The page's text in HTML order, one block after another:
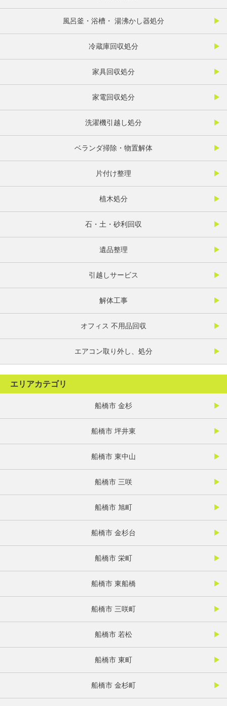
風呂釜・浴槽・ 湯沸かし器処分
冷蔵庫回収処分
家具回収処分
家電回収処分
洗濯機引越し処分
ベランダ掃除・物置解体
片付け整理
植木処分
石・土・砂利回収
遺品整理
引越しサービス
解体工事
オフィス 不用品回収
エアコン取り外し、処分
エリアカテゴリ
船橋市 金杉
船橋市 坪井東
船橋市 東中山
船橋市 三咲
船橋市 旭町
船橋市 金杉台
船橋市 栄町
船橋市 東船橋
船橋市 三咲町
船橋市 若松
船橋市 東町
船橋市 金杉町